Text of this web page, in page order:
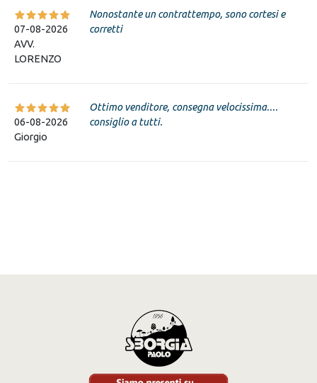
07-08-2026
AVV.
LORENZO
Nonostante un contrattempo, sono cortesi e
corretti
06-08-2026
Giorgio
Ottimo venditore, consegna velocissima....
consiglio a tutti.